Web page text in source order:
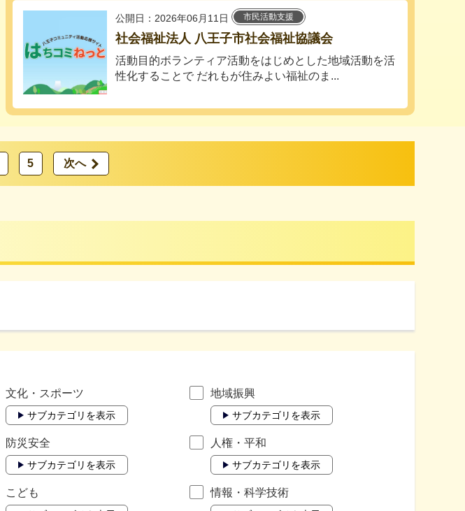
公開日：2026年06月11日 市民活動支援
社会福祉法人 八王子市社会福祉協議会
活動目的ボランティア活動をはじめとした地域活動を活
性化することで だれもが住みよい福祉のま...
5 次へ
文化・スポーツ
サブカテゴリを表示
地域振興
サブカテゴリを表示
防災安全
サブカテゴリを表示
人権・平和
サブカテゴリを表示
こども 情報・科学技術